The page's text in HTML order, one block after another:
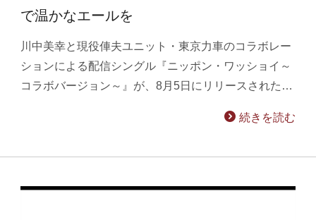
で温かなエールを
川中美幸と現役俥夫ユニット・東京力車のコラボレー
ションによる配信シングル『ニッポン・ワッショイ～
コラボバージョン～』が、8月5日にリリースされた…
続きを読む